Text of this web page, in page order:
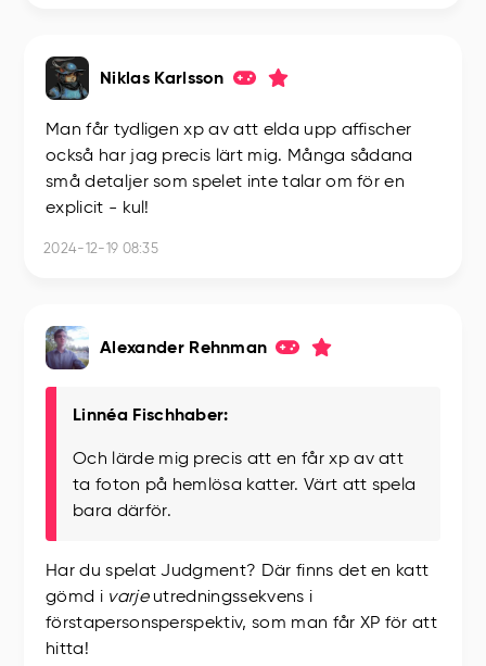
Niklas Karlsson
Man får tydligen xp av att elda upp affischer
också har jag precis lärt mig. Många sådana
små detaljer som spelet inte talar om för en
explicit - kul!
2024-12-19 08:35
Alexander Rehnman
Linnéa Fischhaber:
Och lärde mig precis att en får xp av att
ta foton på hemlösa katter. Värt att spela
bara därför.
Har du spelat Judgment? Där finns det en katt
gömd i varjeutredningssekvens i
förstapersonsperspektiv, som man får XP för att
hitta!